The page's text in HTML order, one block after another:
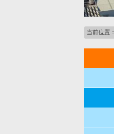
当前位置：